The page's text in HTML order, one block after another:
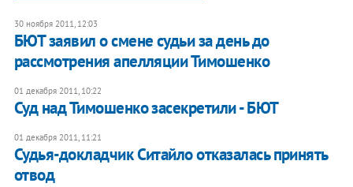
30 ноября 2011, 12:03
БЮТ заявил о смене судьи за день до
рассмотрения апелляции Тимошенко
01 декабря 2011, 10:22
​Суд над Тимошенко засекретили - БЮТ
01 декабря 2011, 11:21
Судья-докладчик Ситайло отказалась принять
отвод